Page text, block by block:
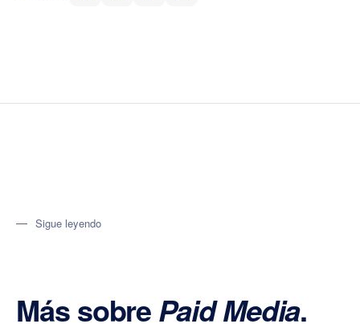
Sigue leyendo
Más sobrePaid Media.